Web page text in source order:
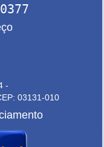
-
03131-010